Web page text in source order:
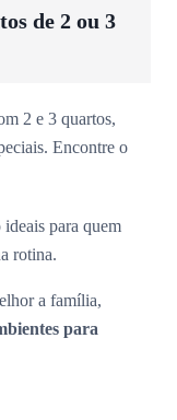
de 2 ou 3
2 e 3 quartos,
Encontre o
ideais para quem
rotina.
a família,
para